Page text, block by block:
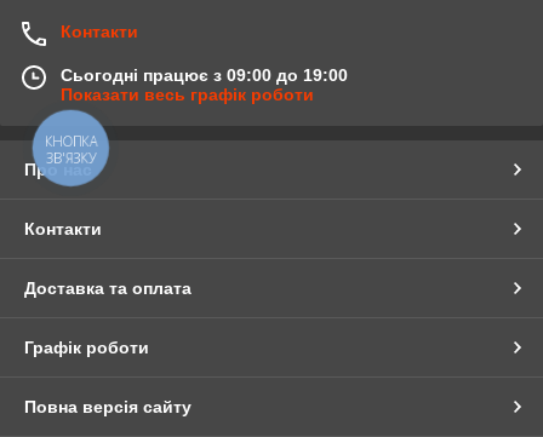
Контакти
Сьогодні працює з 09:00 до 19:00
Показати весь графік роботи
Про нас
Контакти
Доставка та оплата
Графік роботи
Повна версія сайту
КНОПКА
ЗВ'ЯЗКУ